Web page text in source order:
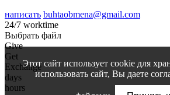
написать buhtaobmena@gmail.com
24/7 worktime
Выбрать файл
Give
Get
Exchange
days
hours
Этот сайт использует cookie для
использовать сайт, Вы даете